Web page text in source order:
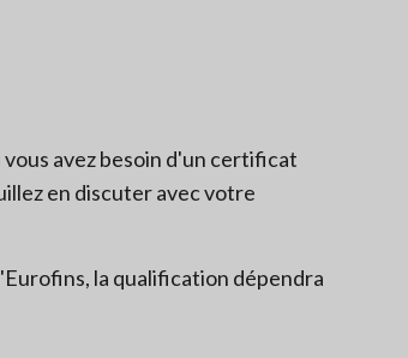
avez besoin d'un certificat
en discuter avec votre
la qualification dépendra